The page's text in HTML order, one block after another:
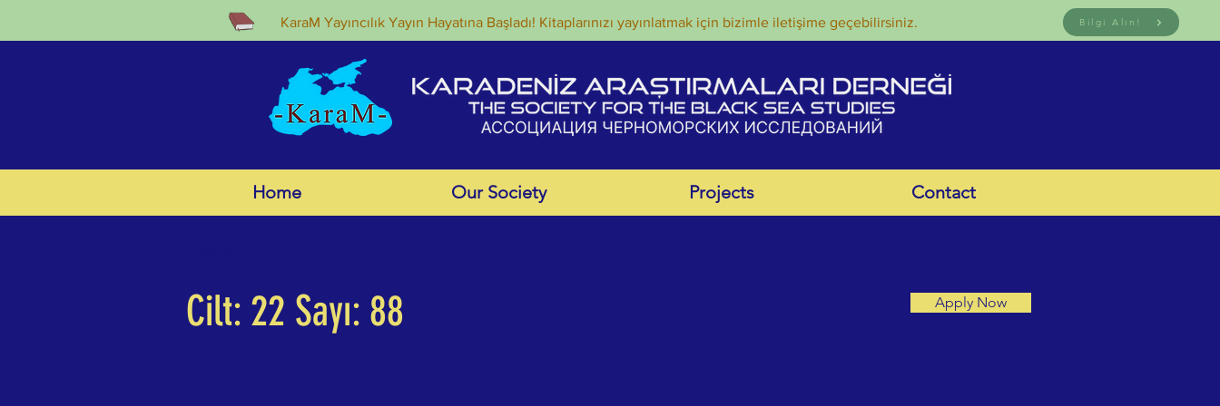
KaraM Yayıncılık Yayın Hayatına Başladı! Kitaplarınızı yayınlatmak için bizimle iletişime geçebilirsiniz. Bilgi Alın!
Home Our Society Projects Contact
Cilt: 22 Sayı: 88 Apply Now